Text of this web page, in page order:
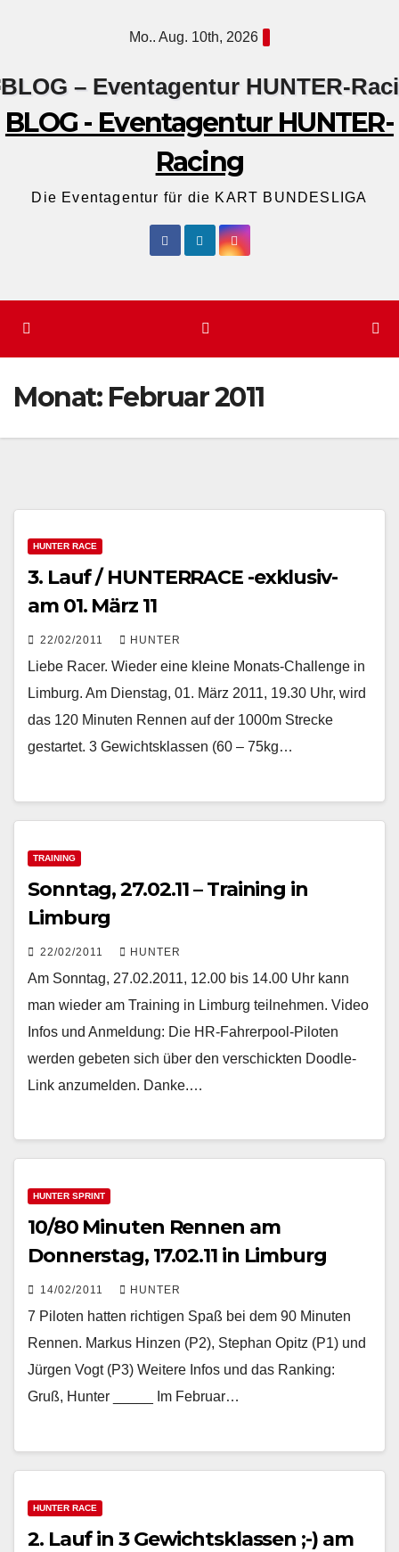
Mo.. Aug. 10th, 2026
BLOG - Eventagentur HUNTER-
Racing
Die Eventagentur für die KART BUNDESLIGA
Monat: Februar 2011
HUNTER RACE
3. Lauf / HUNTERRACE -exklusiv-
am 01. März 11
22/02/2011 HUNTER
Liebe Racer. Wieder eine kleine Monats-Challenge in
Limburg. Am Dienstag, 01. März 2011, 19.30 Uhr, wird
das 120 Minuten Rennen auf der 1000m Strecke
gestartet. 3 Gewichtsklassen (60 – 75kg…
TRAINING
Sonntag, 27.02.11 – Training in
Limburg
22/02/2011 HUNTER
Am Sonntag, 27.02.2011, 12.00 bis 14.00 Uhr kann
man wieder am Training in Limburg teilnehmen. Video
Infos und Anmeldung: Die HR-Fahrerpool-Piloten
werden gebeten sich über den verschickten Doodle-
Link anzumelden. Danke.…
HUNTER SPRINT
10/80 Minuten Rennen am
Donnerstag, 17.02.11 in Limburg
14/02/2011 HUNTER
7 Piloten hatten richtigen Spaß bei dem 90 Minuten
Rennen. Markus Hinzen (P2), Stephan Opitz (P1) und
Jürgen Vogt (P3) Weitere Infos und das Ranking:
Gruß, Hunter _____ Im Februar…
HUNTER RACE
2. Lauf in 3 Gewichtsklassen ;-) am